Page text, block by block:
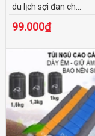
du lịch sợi đan ch...
99.000₫